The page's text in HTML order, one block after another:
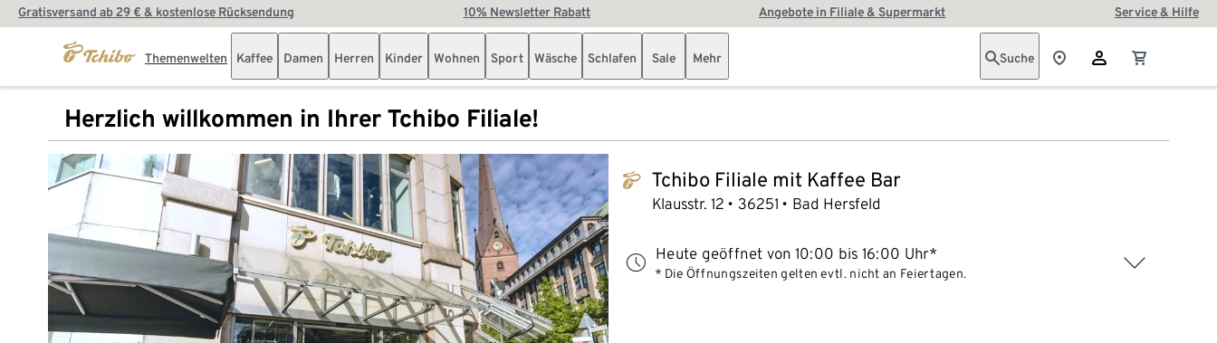
Gratisversand ab 29 € & kostenlose Rücksendung 10% Newsletter Rabatt Angebote in Filiale & Supermarkt Service & Hilfe
Themenwelten Kaffee Damen Herren Kinder Wohnen Sport Wäsche Schlafen Sale Mehr Suche
Herzlich willkommen in Ihrer Tchibo Filiale!
tchibo_logo Tchibo Filiale mit Kaffee Bar
Klausstr. 12 36251 Bad Hersfeld
Heute geöffnet von 10:00 bis 16:00 Uhr*
* Die Öffnungszeiten gelten evtl. nicht an Feiertagen.